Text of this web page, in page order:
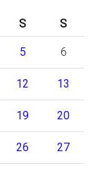
S S
5 6
12 13
19 20
26 27